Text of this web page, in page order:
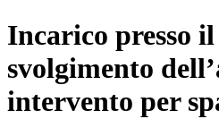
Incarico presso
svolgimento
intervento per